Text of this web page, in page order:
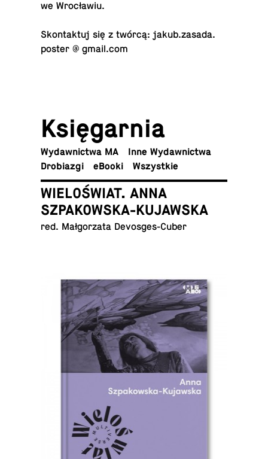
we Wrocławiu.
Skon­tak­tuj się z twórcą: jakub.​zasada.​
poster @ gmail.com
Księ­gar­nia
Wy­daw­nic­twa MA
Inne Wydawnictwa
Dro­bia­zgi
eBooki Wszyst­kie
WIELOŚWIAT. ANNA
SZPAKOWSKA-KUJAWSKA
red. Mał­go­rza­ta Devosges-Cuber